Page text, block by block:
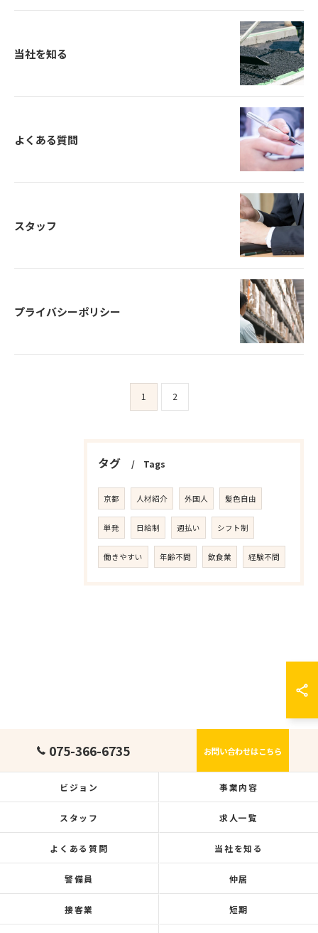
当社を知る
よくある質問
スタッフ
プライバシーポリシー
1 2
タグ Tags
京都 人材紹介 外国人 髪色自由
単発 日給制 週払い シフト制
働きやすい 年齢不問 飲食業 経験不問
075-366-6735 お問い合わせはこちら
ビジョン 事業内容
スタッフ 求人一覧
よくある質問 当社を知る
警備員 仲居
接客業 短期